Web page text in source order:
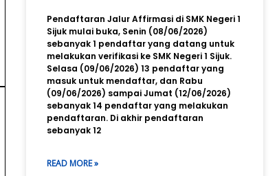
Pendaftaran Jalur Affirmasi di SMK Negeri 1
Sijuk mulai buka, Senin (08/06/2026)
sebanyak 1 pendaftar yang datang untuk
melakukan verifikasi ke SMK Negeri 1 Sijuk.
Selasa (09/06/2026) 13 pendaftar yang
masuk untuk mendaftar, dan Rabu
(09/06/2026) sampai Jumat (12/06/2026)
sebanyak 14 pendaftar yang melakukan
pendaftaran. Di akhir pendaftaran
sebanyak 12
READ MORE »